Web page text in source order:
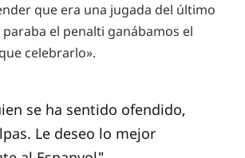
que era una jugada del último
el penalti ganábamos el
celebrarlo».
se ha sentido ofendido,
Le deseo lo mejor